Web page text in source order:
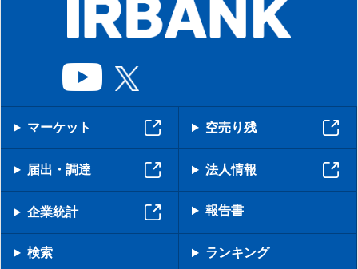
マーケット 空売り残
届出・調達 法人情報
企業統計 報告書
検索 ランキング